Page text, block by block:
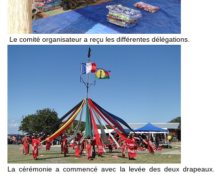
Le comité organisateur a reçu les différentes délégations.
La cérémonie a commencé avec la levée des deux drapeaux.